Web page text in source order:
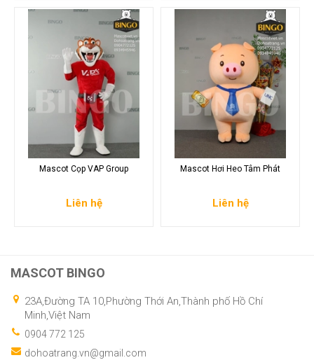
Mascot Cọp VAP Group
Liên hệ
Mascot Hơi Heo Tâm Phát
Liên hệ
MASCOT BINGO
23A,Đường TA 10,Phường Thới An,Thành phố Hồ Chí
Minh,Việt Nam
0904 772 125
dohoatrang.vn@gmail.com